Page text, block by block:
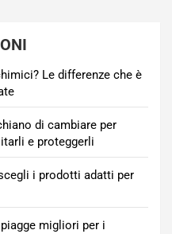
Le differenze che è
di cambiare per
e proteggerli
i prodotti adatti per
migliori per i